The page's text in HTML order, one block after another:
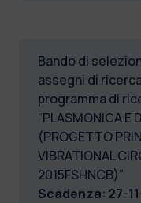
Bando di
assegni di
programma di
“PLASMONICA E
(PROGETTO
VIBRATIONAL
2015FSHNCB)”
Scadenza: 27-